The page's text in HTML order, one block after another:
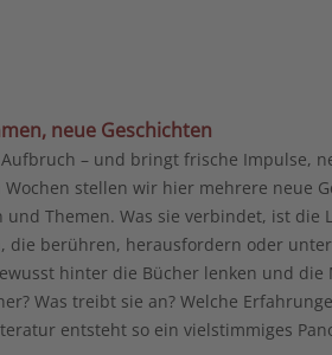
neue Geschichten
– und bringt frische Impulse,
Wochen stellen wir hier mehrere neue
und Themen. Was sie verbindet, ist
die berühren, herausfordern oder
hinter die Bücher lenken und
Was treibt sie an? Welche
entsteht so ein vielstimmiges